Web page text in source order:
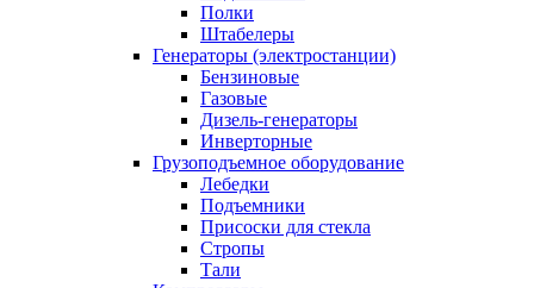
Полки
Штабелеры
Генераторы (электростанции)
Бензиновые
Газовые
Дизель-генераторы
Инверторные
Грузоподъемное оборудование
Лебедки
Подъемники
Присоски для стекла
Стропы
Тали